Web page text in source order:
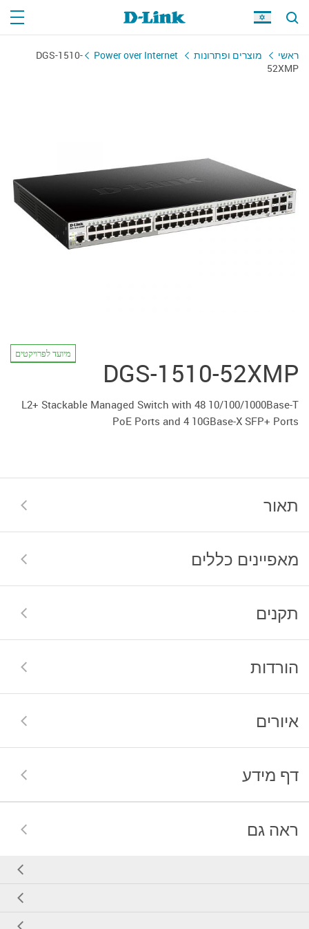
ראשי מוצרים ופתרונות Power over Internet
DGS-1510-
52XMP
DGS-1510-52XMP
מיועד לפרויקטים
L2+ Stackable Managed Switch with 48 10/100/1000Base-T
PoE Ports and 4 10GBase-X SFP+ Ports
תאור
מאפיינים כללים
תקנים
הורדות
איורים
דף מידע
ראה גם